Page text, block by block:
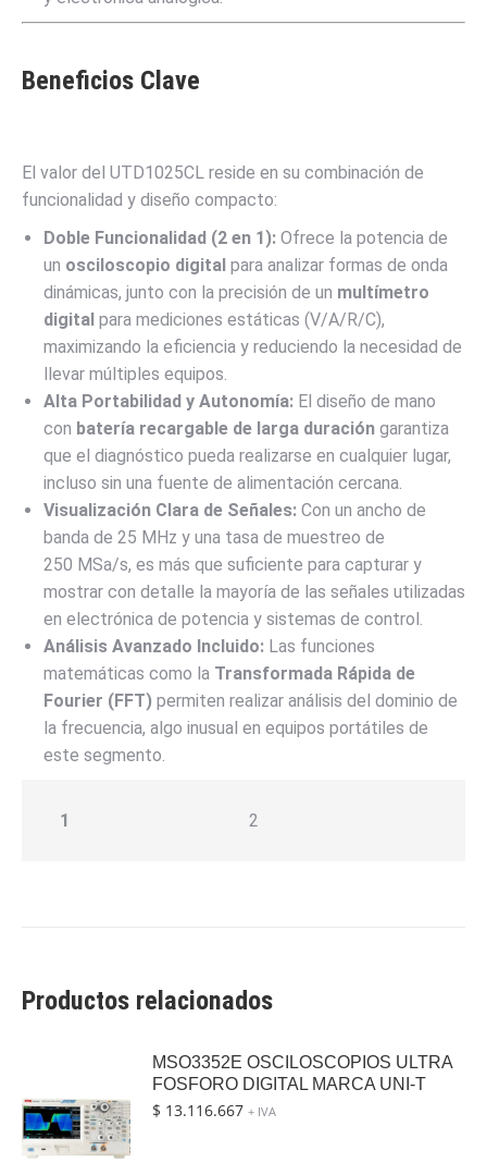
Beneficios Clave
El valor del UTD1025CL reside en su combinación de
funcionalidad y diseño compacto:
Doble Funcionalidad (2 en 1): Ofrece la potencia de
un osciloscopio digital para analizar formas de onda
dinámicas, junto con la precisión de un multímetro
digital para mediciones estáticas (V/A/R/C),
maximizando la eficiencia y reduciendo la necesidad de
llevar múltiples equipos.
Alta Portabilidad y Autonomía: El diseño de mano
con batería recargable de larga duración garantiza
que el diagnóstico pueda realizarse en cualquier lugar,
incluso sin una fuente de alimentación cercana.
Visualización Clara de Señales: Con un ancho de
banda de 25 MHz y una tasa de muestreo de
250 MSa/s, es más que suficiente para capturar y
mostrar con detalle la mayoría de las señales utilizadas
en electrónica de potencia y sistemas de control.
Análisis Avanzado Incluido: Las funciones
matemáticas como la Transformada Rápida de
Fourier (FFT) permiten realizar análisis del dominio de
la frecuencia, algo inusual en equipos portátiles de
este segmento.
1 2
Productos relacionados
MSO3352E OSCILOSCOPIOS ULTRA
FOSFORO DIGITAL MARCA UNI-T
$ 13.116.667 + IVA